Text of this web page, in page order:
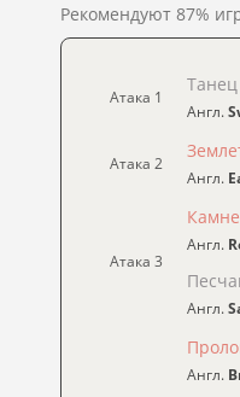
Рекомендуют 87%
Атака 1
Англ.
Атака 2
Англ.
Атака 3
Англ.
Англ.
Англ.